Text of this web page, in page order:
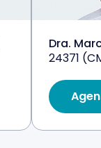
Dra.
24371